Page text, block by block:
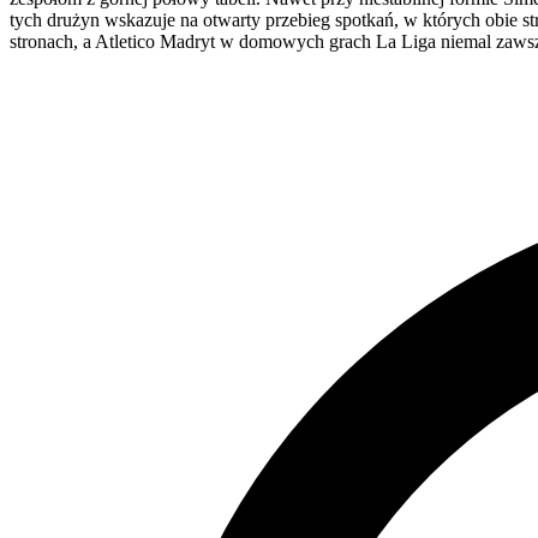
tych drużyn wskazuje na otwarty przebieg spotkań, w których obie
stronach, a Atletico Madryt w domowych grach La Liga niemal